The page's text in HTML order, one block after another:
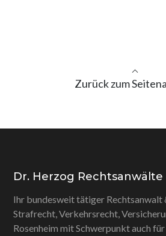
Zurück zum
Dr. Herzog Rechtsanwälte
Ihr bundesweit tätiger Rechtsanwalt
Strafrecht, Verkehrsrecht,
Rosenheim mit Schwerpunkt auch